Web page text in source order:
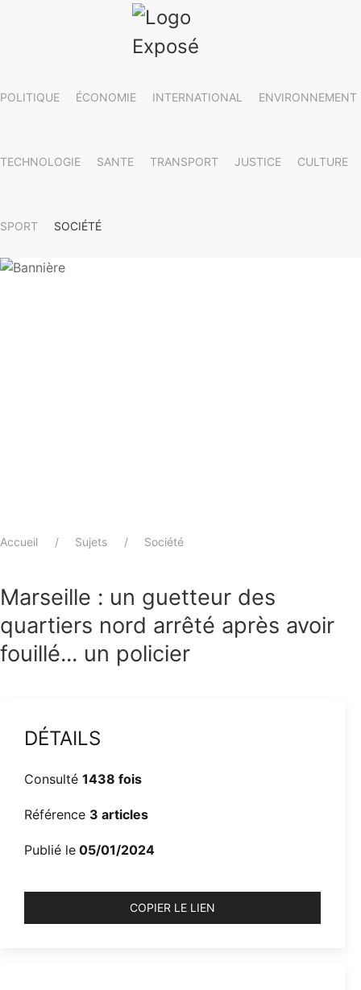
POLITIQUE ÉCONOMIE INTERNATIONAL ENVIRONNEMENT
TECHNOLOGIE SANTE TRANSPORT JUSTICE CULTURE
SPORT SOCIÉTÉ
Accueil Sujets Société
Marseille : un guetteur des
quartiers nord arrêté après avoir
fouillé... un policier
DÉTAILS
Consulté 1438 fois
Référence 3 articles
Publié le 05/01/2024
COPIER LE LIEN